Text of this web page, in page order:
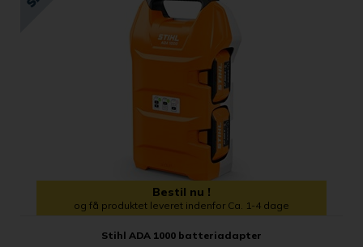
Bestil nu !
og få produktet leveret indenfor Ca. 1-4 dage
Stihl ADA 1000 batteriadapter